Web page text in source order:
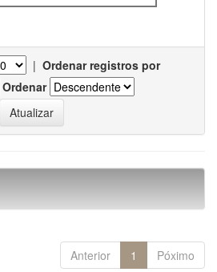
| Ordenar registros por
Ordenar
Anterior 1 Póximo